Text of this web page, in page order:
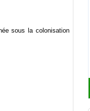
sous la colonisation